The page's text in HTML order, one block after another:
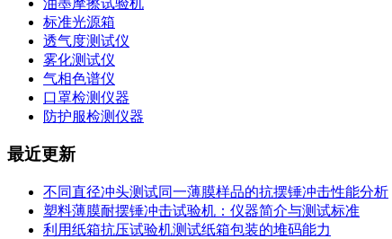
标准光源箱
透气度测试仪
雾化测试仪
气相色谱仪
口罩检测仪器
防护服检测仪器
最近更新
不同直径冲头测试同一薄膜样品的抗摆锤冲击性能分析
塑料薄膜耐摆锤冲击试验机：仪器简介与测试标准
利用纸箱抗压试验机测试纸箱包装的堆码能力